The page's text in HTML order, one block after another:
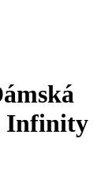
Infinity